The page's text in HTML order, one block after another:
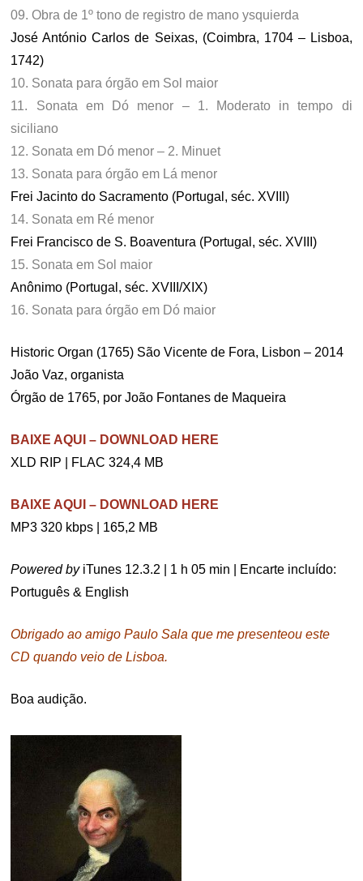
09. Obra de 1º tono de registro de mano ysquierda
José António Carlos de Seixas, (Coimbra, 1704 – Lisboa,
1742)
10. Sonata para órgão em Sol maior
11. Sonata em Dó menor – 1. Moderato in tempo di
siciliano
12. Sonata em Dó menor – 2. Minuet
13. Sonata para órgão em Lá menor
Frei Jacinto do Sacramento (Portugal, séc. XVIII)
14. Sonata em Ré menor
Frei Francisco de S. Boaventura (Portugal, séc. XVIII)
15. Sonata em Sol maior
Anônimo (Portugal, séc. XVIII/XIX)
16. Sonata para órgão em Dó maior
Historic Organ (1765) São Vicente de Fora, Lisbon – 2014
João Vaz, organista
Órgão de 1765, por João Fontanes de Maqueira
BAIXE AQUI – DOWNLOAD HERE
XLD RIP | FLAC 324,4 MB
BAIXE AQUI – DOWNLOAD HERE
MP3 320 kbps | 165,2 MB
Powered byiTunes 12.3.2 | 1 h 05 min | Encarte incluído:
Português & English
Obrigado ao amigo Paulo Sala que me presenteou este
CD quando veio de Lisboa.
Boa audição.